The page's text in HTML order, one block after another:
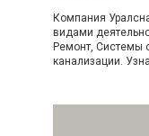
Компания
видами
Ремонт, Системы
канализации.